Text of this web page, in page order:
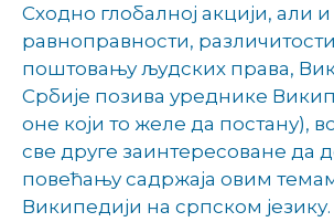
Сходно глобалној акцији, али
равноправности,
поштовању људских права,
Србије позива уреднике
оне који то желе да постану),
све друге заинтересоване да
повећању садржаја овим
Википедији на српском језику.